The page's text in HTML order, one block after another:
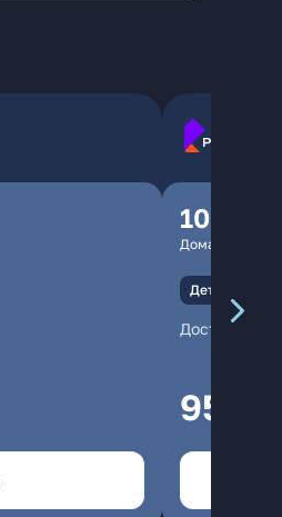
100
Домашний
Детали
Доступны
950